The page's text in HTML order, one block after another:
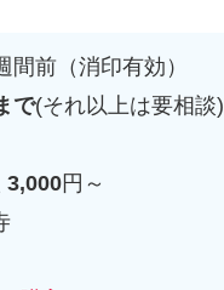
間前（消印有効）
で(それ以上は要相談)
3,000円～